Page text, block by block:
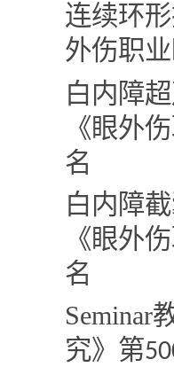
连续环
外伤职
白内障
《眼外
名
白内障
《眼外
名
Seminar
究》第